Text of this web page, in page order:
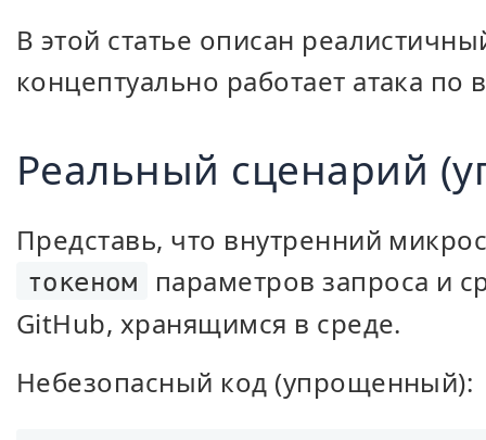
В этой статье описан
концептуально работает атака по
Реальный сценарий
Представь, что внутренний
токеном
параметров запроса и
GitHub, хранящимся в среде.
Небезопасный код (упрощенный):